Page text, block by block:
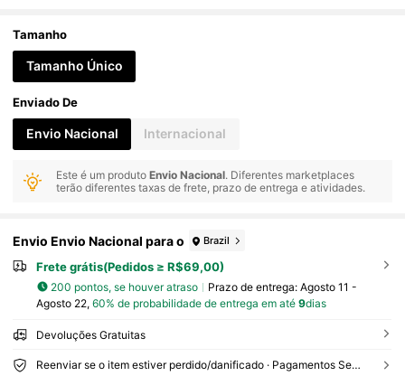
Tamanho
Tamanho Único
Enviado De
Envio Nacional Internacional
Este é um produtoEnvio Nacional. Diferentes marketplaces
terão diferentes taxas de frete, prazo de entrega e atividades.
Envio Envio Nacional para o Brazil
Frete grátis(Pedidos ≥ R$69,00)
200 pontos, se houver atraso Prazo de entrega: Agosto 11 -
Agosto 22, 60% de probabilidade de entrega em até 9dias
Devoluções Gratuitas
Reenviar se o item estiver perdido/danificado · Pagamentos Seguros · Proteção de privacidade